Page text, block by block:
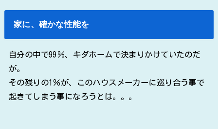
家に、確かな性能を
自分の中で99％、キダホームで決まりかけていたのだ
が。
その残りの1％が、このハウスメーカーに巡り合う事で
起きてしまう事になろうとは。。。